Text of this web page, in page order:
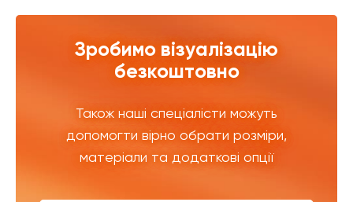
Зробимо візуалізацію
безкоштовно
Також наші спеціалісти можуть
допомогти вірно обрати розміри,
матеріали та додаткові опції